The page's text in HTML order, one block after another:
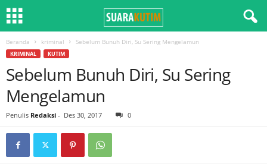
Beranda kriminal Sebelum Bunuh Diri, Su Sering Mengelamun
KRIMINAL KUTIM
Sebelum Bunuh Diri, Su Sering
Mengelamun
Penulis Redaksi - Des 30, 2017 0